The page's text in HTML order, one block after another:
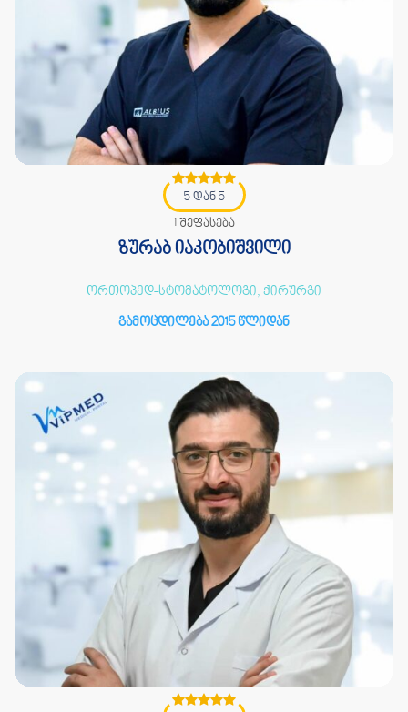
5 დან 5
1 შეფასება
ზურაბ იაკობიშვილი
ორთოპედ-სტომატოლოგი, ქირურგი
გამოცდილება 2015 წლიდან